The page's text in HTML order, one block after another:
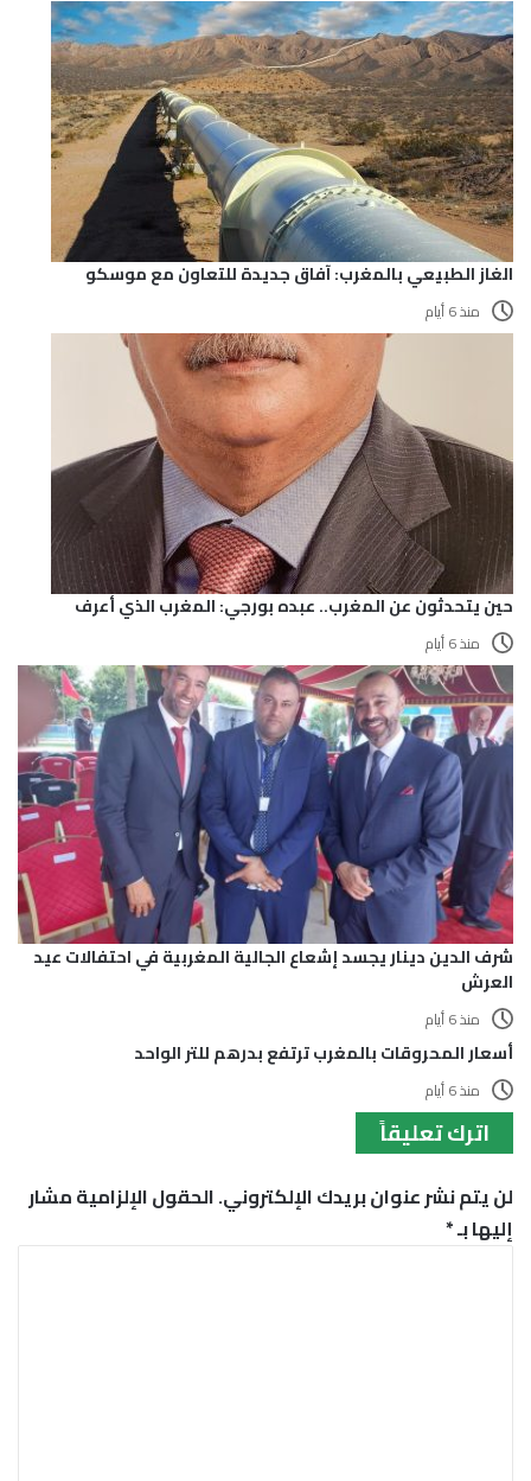
الغاز الطبيعي بالمغرب: آفاق جديدة للتعاون مع موسكو
منذ 6 أيام
حين يتحدثون عن المغرب.. عبده بورجي: المغرب الذي أعرف
منذ 6 أيام
شرف الدين دينار يجسد إشعاع الجالية المغربية في احتفالات عيد
العرش
منذ 6 أيام
أسعار المحروقات بالمغرب ترتفع بدرهم للتر الواحد
منذ 6 أيام
اترك تعليقاً
لن يتم نشر عنوان بريدك الإلكتروني.الحقول الإلزامية مشار
إليها بـ*